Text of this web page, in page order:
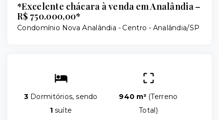
*Excelente chácara à venda em Analândia –
R$ 750.000,00*
Condomínio Nova Analândia - Centro - Analândia/SP
3 Dormitórios, sendo
1 suíte
940 m² (Terreno
Total)